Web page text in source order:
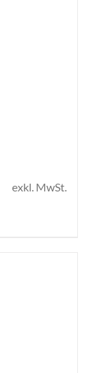
exkl. MwSt.